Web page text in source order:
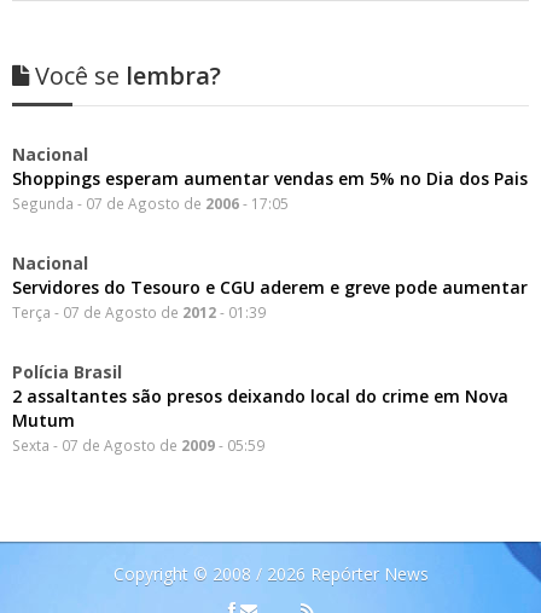
Você se lembra?
Nacional
Shoppings esperam aumentar vendas em 5% no Dia dos Pais
Segunda - 07 de Agosto de 2006- 17:05
Nacional
Servidores do Tesouro e CGU aderem e greve pode aumentar
Terça - 07 de Agosto de 2012- 01:39
Polícia Brasil
2 assaltantes são presos deixando local do crime em Nova
Mutum
Sexta - 07 de Agosto de 2009- 05:59
Copyright © 2008 / 2026 Repórter News